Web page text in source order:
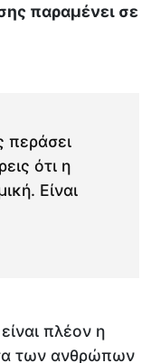
παραμένει σε
περάσει
ότι η
Είναι
πλέον η
των ανθρώπων